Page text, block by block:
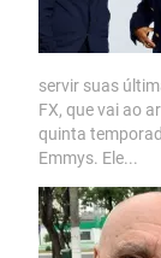
servir suas
FX, que vai ao
quinta
Emmys. Ele...